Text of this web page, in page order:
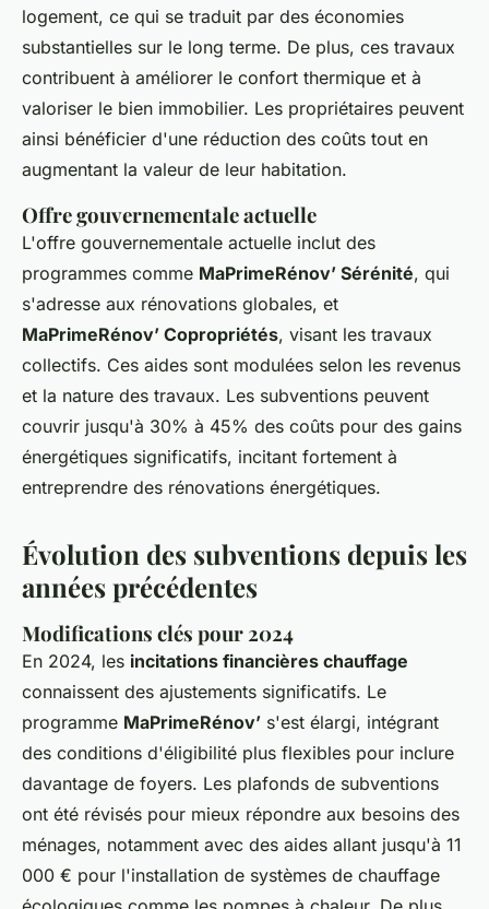
logement, ce qui se traduit par des économies
substantielles sur le long terme. De plus, ces travaux
contribuent à améliorer le confort thermique et à
valoriser le bien immobilier. Les propriétaires peuvent
ainsi bénéficier d'une réduction des coûts tout en
augmentant la valeur de leur habitation.
Offre gouvernementale actuelle
L'offre gouvernementale actuelle inclut des
programmes comme MaPrimeRénov’ Sérénité, qui
s'adresse aux rénovations globales, et
MaPrimeRénov’ Copropriétés, visant les travaux
collectifs. Ces aides sont modulées selon les revenus
et la nature des travaux. Les subventions peuvent
couvrir jusqu'à 30% à 45% des coûts pour des gains
énergétiques significatifs, incitant fortement à
entreprendre des rénovations énergétiques.
Évolution des subventions depuis les
années précédentes
Modifications clés pour 2024
En 2024, les incitations financières chauffage
connaissent des ajustements significatifs. Le
programme MaPrimeRénov’ s'est élargi, intégrant
des conditions d'éligibilité plus flexibles pour inclure
davantage de foyers. Les plafonds de subventions
ont été révisés pour mieux répondre aux besoins des
ménages, notamment avec des aides allant jusqu'à 11
000 € pour l'installation de systèmes de chauffage